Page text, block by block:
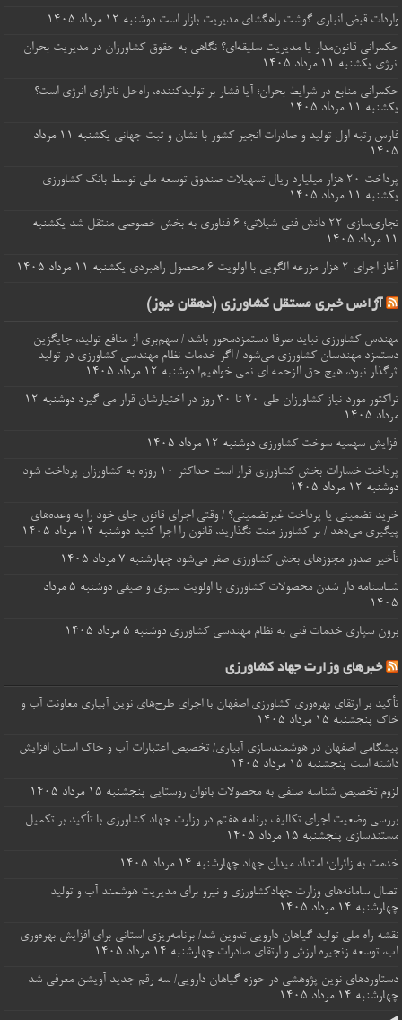
واردات قبض‌ انباری گوشت راهگشای مدیریت بازار است دوشنبه ۱۲ مرداد ۱۴۰۵
حکمرانی قانون‌مدار یا مدیریت سلیقه‌ای؟ نگاهی به حقوق کشاورزان در مدیریت بحران
انرژی یکشنبه ۱۱ مرداد ۱۴۰۵
حکمرانی منابع در شرایط بحران؛ آیا فشار بر تولیدکننده، راه‌حل ناترازی انرژی است؟
یکشنبه ۱۱ مرداد ۱۴۰۵
فارس رتبه اول تولید و صادرات انجیر کشور با نشان و ثبت جهانی
یکشنبه ۱۱ مرداد
۱۴۰۵
پرداخت ۲۰ هزار میلیارد ریال تسهیلات صندوق توسعه ملی توسط بانک کشاورزی
یکشنبه ۱۱ مرداد ۱۴۰۵
تجاری‌سازی ۲۲ دانش فنی شیلاتی؛ ۶ فناوری به بخش خصوصی منتقل شد
یکشنبه
۱۱ مرداد ۱۴۰۵
آغاز اجرای ۲ هزار مزرعه الگویی با اولویت ۶ محصول راهبردی
یکشنبه ۱۱ مرداد ۱۴۰۵
آژانس خبری مستقل کشاورزی (دهقان نیوز)
مهندس کشاورزی نباید صرفا دستمزدمحور باشد / سهم‌بری از منافع تولید، جایگزین
دستمزد مهندسان کشاورزی می‌شود / اگر خدمات نظام مهندسی کشاورزی در تولید
اثرگذار نبود، هیچ حق الزحمه ای نمی خواهیم! دوشنبه ۱۲ مرداد ۱۴۰۵
تراکتور مورد نیاز کشاورزان طی ۲۰ تا ۳۰ روز در اختیارشان قرار می گیرد
دوشنبه ۱۲
مرداد ۱۴۰۵
افزایش سهمیه سوخت کشاورزی دوشنبه ۱۲ مرداد ۱۴۰۵
پرداخت خسارات‌ بخش کشاورزی قرار است حداکثر ۱۰ روزه به کشاورزان پرداخت شود
دوشنبه ۱۲ مرداد ۱۴۰۵
خرید تضمینی یا پرداخت غیرتضمینی؟ / وقتی اجرای قانون جای خود را به وعده‌های
پیگیری می‌دهد / بر کشاورز منت نگذارید، قانون را اجرا کنید دوشنبه ۱۲ مرداد ۱۴۰۵
تأخیر صدور مجوزهای بخش کشاورزی صفر می‌شود چهارشنبه ۷ مرداد ۱۴۰۵
شناسنامه‌ دار شدن محصولات کشاورزی با اولویت سبزی و صیفی
دوشنبه ۵ مرداد
۱۴۰۵
برون‌ سپاری خدمات فنی به نظام مهندسی کشاورزی دوشنبه ۵ مرداد ۱۴۰۵
خبرهای وزارت جهاد کشاورزی
تأکید بر ارتقای بهره‌وری کشاورزی اصفهان با اجرای طرح‌های نوین آبیاری معاونت آب و
خاک پنجشنبه ۱۵ مرداد ۱۴۰۵
پیشگامی اصفهان در هوشمندسازی آبیاری/ تخصیص اعتبارات آب و خاک استان افزایش
داشته است پنجشنبه ۱۵ مرداد ۱۴۰۵
لزوم تخصیص شناسه صنفی به محصولات بانوان روستایی پنجشنبه ۱۵ مرداد ۱۴۰۵
بررسی وضعیت اجرای تکالیف برنامه هفتم در وزارت جهاد کشاورزی با تأکید بر تکمیل
مستندسازی پنجشنبه ۱۵ مرداد ۱۴۰۵
خدمت به زائران؛ امتداد میدان جهاد چهارشنبه ۱۴ مرداد ۱۴۰۵
اتصال سامانه‌های وزارت جهادکشاورزی و نیرو برای مدیریت هوشمند آب و تولید
چهارشنبه ۱۴ مرداد ۱۴۰۵
نقشه راه ملی تولید گیاهان دارویی تدوین شد/ برنامه‌ریزی استانی برای افزایش بهره‌وری
آب، توسعه زنجیره ارزش و ارتقای صادرات چهارشنبه ۱۴ مرداد ۱۴۰۵
دستاوردهای نوین پژوهشی در حوزه گیاهان دارویی/ سه رقم جدید آویشن معرفی شد
چهارشنبه ۱۴ مرداد ۱۴۰۵